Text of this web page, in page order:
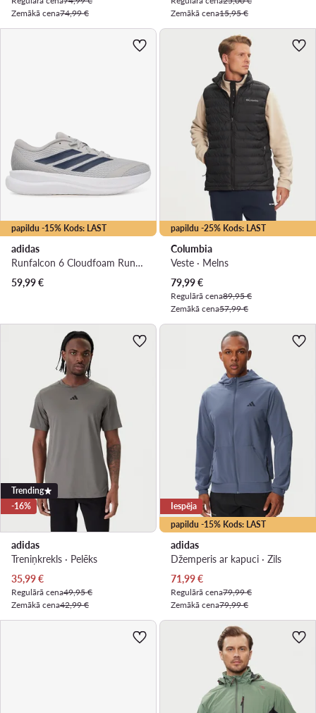
Zemākā cena74,99 €
Zemākā cena15,95 €
papildu -15% Kods: LAST
adidas
Runfalcon 6 Cloudfoam Running Shoes IH9527 · Skriešanas apavi
59,99€
papildu -25% Kods: LAST
Columbia
Veste · Melns
Pašreizējā cena
79,99€
Regulārā cena89,95 €
Zemākā cena57,99 €
Trending
-16%
adidas
Treniņkrekls · Pelēks
Pašreizējā cena
35,99€
Regulārā cena49,95 €
Zemākā cena42,99 €
papildu -15% Kods: LAST
Iespēja
adidas
Džemperis ar kapuci · Zils
Pašreizējā cena
71,99€
Regulārā cena79,99 €
Zemākā cena79,99 €